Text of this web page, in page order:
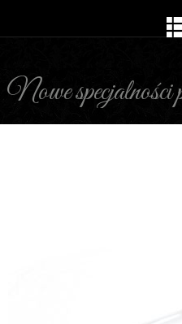
Nowe specjalności